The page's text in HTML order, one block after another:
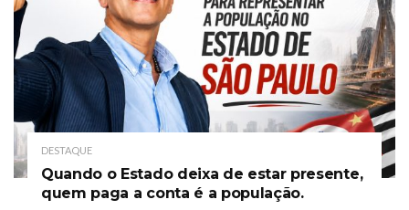
DESTAQUE
Quando o Estado deixa de estar presente,
quem paga a conta é a população.